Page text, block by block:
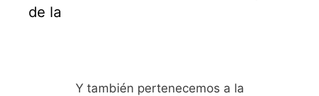
de la
Y también pertenecemos a la